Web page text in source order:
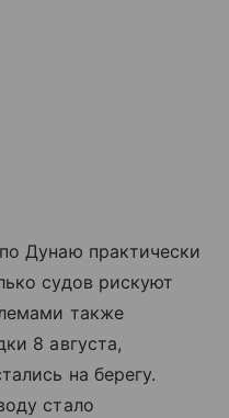
Дунаю практически
судов рискуют
также
8 августа,
на берегу.
стало